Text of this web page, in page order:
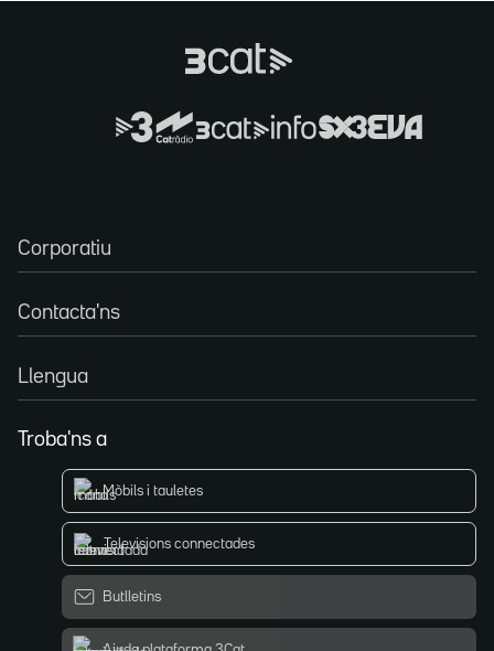
Corporatiu
Contacta'ns
Llengua
Troba'ns a
Mòbils i tauletes
Televisions connectades
Butlletins